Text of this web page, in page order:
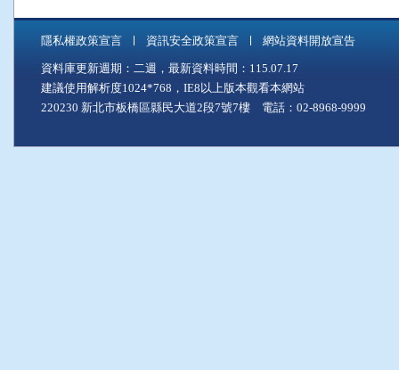
隱私權政策宣言 資訊安全政策宣言 網站資料開放宣告
資料庫更新週期：二週，最新資料時間：115.07.17
建議使用解析度1024*768，IE8以上版本觀看本網站
220230 新北市板橋區縣民大道2段7號7樓 電話：02-8968-9999